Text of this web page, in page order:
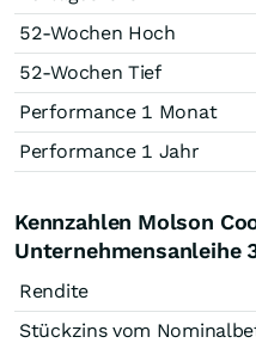
52-Wochen Hoch
52-Wochen Tief
Performance 1 Monat
Performance 1 Jahr
Kennzahlen Molson
Unternehmensanleihe
Rendite
Stückzins vom